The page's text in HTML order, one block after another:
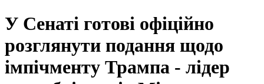
У Сенаті готові офіційно
розглянути подання щодо
імпічменту Трампа - лідер